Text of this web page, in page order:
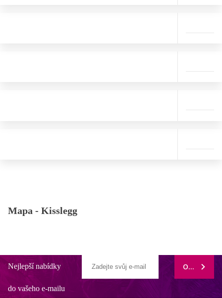
Mapa - Kisslegg
Nejlepší nabídky
do vašeho e-mailu
ODEBÍRAT